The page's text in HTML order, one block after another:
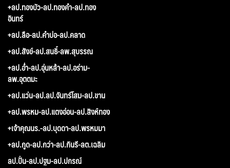
+ลป.ทองบัว-ลป.ทองคำ-ลป.ทอง
อินทร์
+ลป.ลือ-ลป.คำบ่อ-ลป.คลาด
+ลป.สังข์-ลป.สนธิ์-ลพ.สุบรรณ
+ลป.อ่ำ-ลป.อุ่นหล้า-ลป.อร่าม-
ลพ.อุตตมะ
+ลป.แว่น-ลป.ลป.จันทร์โสม-ลป.ขาน
+ลป.พรหม-ลป.แตงอ่อน-ลป.สิงห์ทอง
+เจ้าคุณนร.-ลป.บุดดา-ลป.พรหมมา
+ลป.กูด-ลป.กว่า-ลป.กินรี-ลต.เฉลิม
ลป.ปั่น-ลป.ปฐม-ลป.ปกรณ์